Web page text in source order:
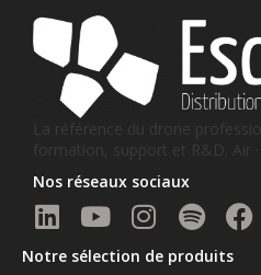
La référence du drone
formation, support et R&D. Air ·
Nos réseaux sociaux
Notre sélection de produits